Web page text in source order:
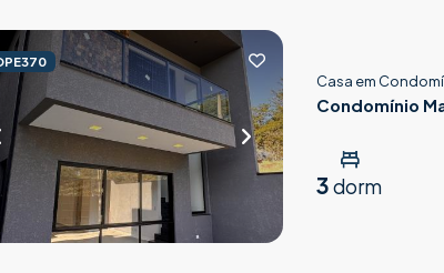
Casa em
Condomínio
3 dorm